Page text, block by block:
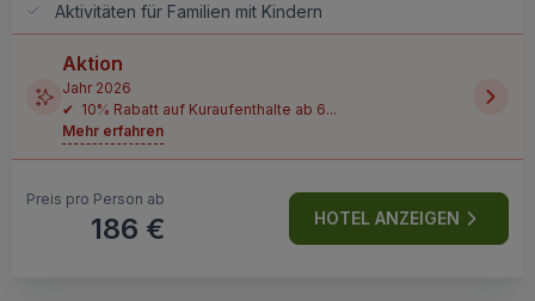
Aktivitäten für Familien mit Kindern
Aktion
Jahr 2026
✔ 10% Rabatt auf Kuraufenthalte ab 6...
Mehr erfahren
Preis pro Person ab
186 € HOTEL ANZEIGEN